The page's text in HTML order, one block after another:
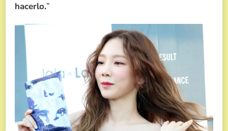
hacerlo.”